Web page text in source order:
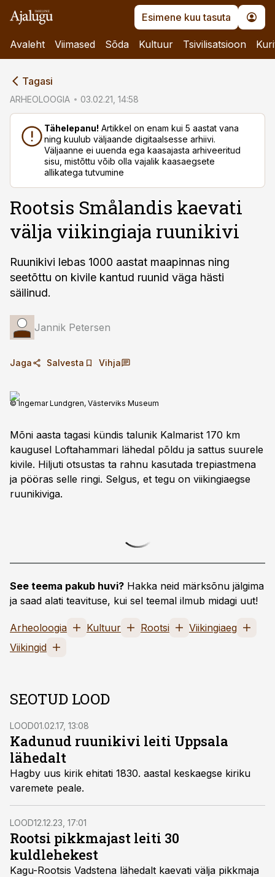
Esimene kuu tasuta
Avaleht Viimased Sõda Kultuur Tsivilisatsioon
Tagasi
ARHEOLOOGIA 03.02.21, 14:58
Tähelepanu! Artikkel on enam kui 5 aastat vana
ning kuulub väljaande digitaalsesse arhiivi.
Väljaanne ei uuenda ega kaasajasta arhiveeritud
sisu, mistõttu võib olla vajalik kaasaegsete
allikatega tutvumine
Rootsis Smålandis kaevati
välja viikingiaja ruunikivi
Ruunikivi lebas 1000 aastat maapinnas ning
seetõttu on kivile kantud ruunid väga hästi
säilinud.
Jannik Petersen
Jaga Salvesta Vihja
© Ingemar Lundgren, Västerviks Museum
Mõni aasta tagasi kündis talunik Kalmarist 170 km
kaugusel Loftahammari lähedal põldu ja sattus suurele
kivile. Hiljuti otsustas ta rahnu kasutada trepiastmena
ja pööras selle ringi. Selgus, et tegu on viikingiaegse
ruunikiviga.
See teema pakub huvi? Hakka neid märksõnu jälgima
ja saad alati teavituse, kui sel teemal ilmub midagi uut!
Arheoloogia Kultuur Rootsi
Viikingiaeg
Viikingid
SEOTUD LOOD
LOOD01.02.17, 13:08
Kadunud ruunikivi leiti Uppsala
lähedalt
Hagby uus kirik ehitati 1830. aastal keskaegse kiriku
varemete peale.
LOOD12.12.23, 17:01
Rootsi pikkmajast leiti 30
kuldlehekest
Kagu-Rootsis Vadstena lähedalt kaevati välja pikkmaja